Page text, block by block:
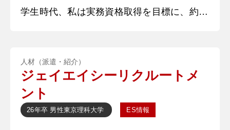
学生時代、私は実務資格取得を目標に、約〇
復〇時間を参考書を読むことに充て、過去問
で間違えた問題をノートにまとめて復習を徹
底しました。このような計画的かつ継続的な
努力の結果、試験に一発合格することができ
人材（派遣・紹介）
ジェイエイシーリクルートメ
ント
26年卒 男性東京理科大学 ES情報